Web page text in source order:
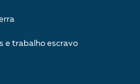
e trabalho escravo